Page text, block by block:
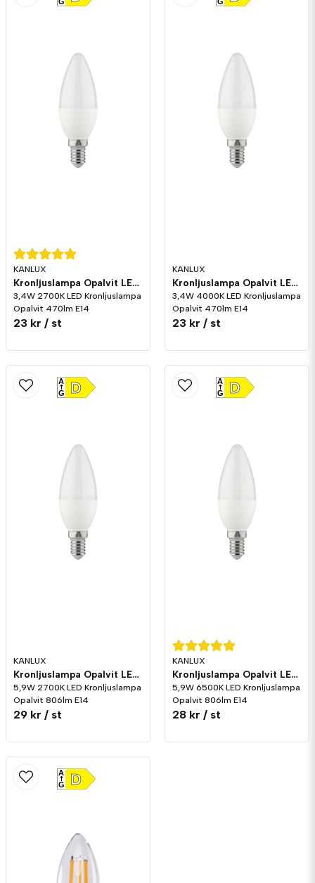
KANLUX
Kronljuslampa Opalvit LED 470lm E14 2700K
3,4W 2700K LED Kronljuslampa
Opalvit 470lm E14
23 kr / st
G
KANLUX
Kronljuslampa Opalvit LED 470lm E14 4000K
3,4W 4000K LED Kronljuslampa
Opalvit 470lm E14
23 kr / st
G
KANLUX
Kronljuslampa Opalvit LED 806lm E14 2700K
5,9W 2700K LED Kronljuslampa
Opalvit 806lm E14
29 kr / st
D
A
G
KANLUX
Kronljuslampa Opalvit LED 806lm E14 6500K
5,9W 6500K LED Kronljuslampa
Opalvit 806lm E14
28 kr / st
D
A
G
D
A
G